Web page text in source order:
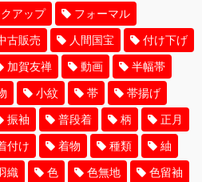
アップ フォーマル
古販売 人間国宝 付け下げ
加賀友禅 動画 半幅帯
小紋 帯 帯揚げ
振袖 普段着 柄 正月
付け 着物 種類 紬
織 色 色無地 色留袖